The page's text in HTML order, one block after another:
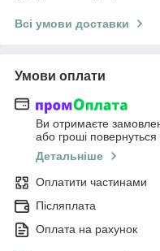
Всі умови доставки
Умови оплати
Ви отримаєте
або гроші
Детальніше
Оплатити частинами
Післяплата
Оплата на рахунок